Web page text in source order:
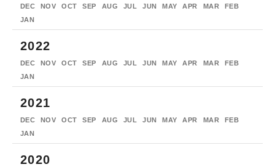
DEC NOV OCT SEP AUG JUL JUN MAY APR MAR
FEB
JAN
2022
DEC NOV OCT SEP AUG JUL JUN MAY APR MAR
FEB
JAN
2021
DEC NOV OCT SEP AUG JUL JUN MAY APR MAR
FEB
JAN
2020